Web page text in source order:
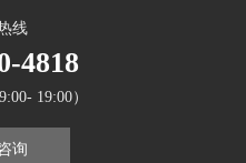
线
4818
19:00）
询